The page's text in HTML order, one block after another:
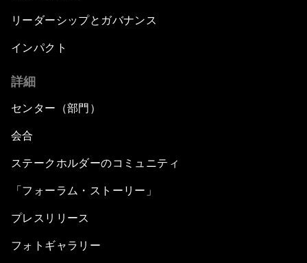
リーダーシップとガバナンス
インパクト
詳細
センター（部門）
会合
ステークホルダーのコミュニティ
「フォーラム・ストーリー」
プレスリリース
フォトギャラリー